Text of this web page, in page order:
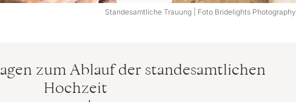
Standesamtliche Trauung | Foto Bridelights Photography
zum Ablauf der standesamtlichen
Hochzeit